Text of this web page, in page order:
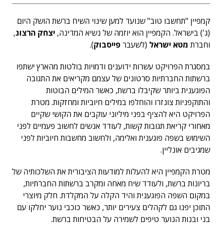
קמפיין "תחשבו טוב" שנועד למען שינוי השיח ברשת הושק היום
(ג') בישראל. הקמפיין הוא יוזמה של נשיא המדינה, יצחק הרצוג,
וחברת מטא ישראל (לשעברפייסבוק).
במסגרת הפרויקט עשרות ידוענים ודמויות בולטות מהארץ ישתפו
ברשתות החברתיות סרטונים של עצמם מקריאים את התגובה
הפוגענית ביותר שקיבלו ברשת, כאשר המילים הבוטות
והתוקפניות צונזרו והוחלפו במילים חיוביות ומחזקות. מטרת
הפרויקט היא להציף בפני מיליוני עוקבים את הקושי שקיים
מאחורי קריאת תגובות קשות, לעודד אנשים לחשוב פעמיים לפני
השימוש בשפה פוגענית ואלימה, ולחשוב מחשבות חיוביות לפני
שמגיבים אונליין.
מטרת הקמפיין היא להעלות למודעות הציבורית את השלכותיה של
בריונות ברשת, ולעודד שיח מאחה ומקרב ברשתות החברתיות,
במקום השפה הפוגענית והיד הקלה על המקלדת. חלק מיוצרי
התוכן יפנו גם לקהלים צעירים יותר, כאשר כוכבי נוער יחלקו עם
בני ובנות הנוער טיפים לשמירה על הבטיחות ברשת.